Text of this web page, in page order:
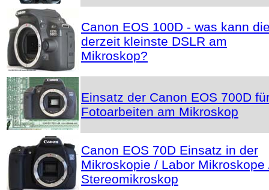
Canon EOS 100D - was kann
derzeit kleinste DSLR am
Mikroskop?
Einsatz der Canon EOS 700D
Fotoarbeiten am Mikroskop
Canon EOS 70D Einsatz in der
Mikroskopie / Labor Mikroskope
Stereomikroskop